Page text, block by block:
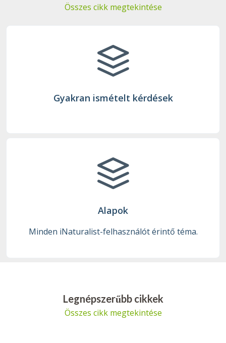
Összes cikk megtekintése
Gyakran ismételt kérdések
Alapok
Minden iNaturalist-felhasználót érintő téma.
Legnépszerűbb cikkek
Összes cikk megtekintése